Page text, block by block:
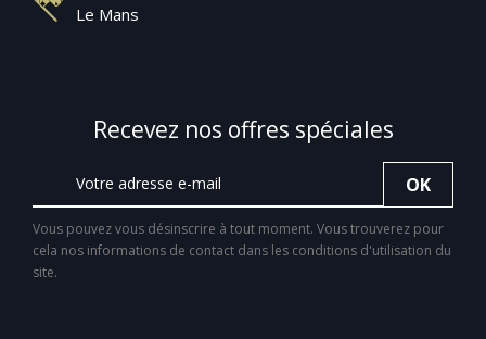
Le Mans
Recevez nos offres spéciales
Vous pouvez vous désinscrire à tout moment. Vous trouverez pour
cela nos informations de contact dans les conditions d'utilisation du
site.